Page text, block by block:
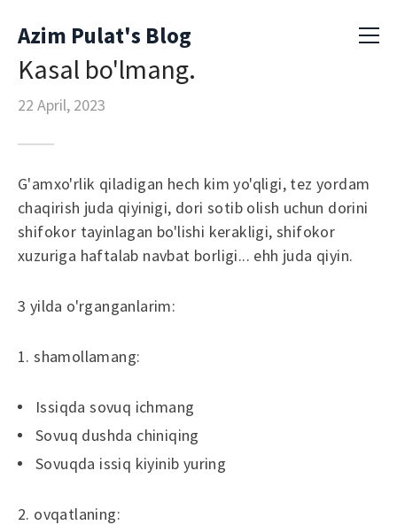
Azim Pulat's Blog
Kasal bo'lmang.
22 April, 2023
G'amxo'rlik qiladigan hech kim yo'qligi, tez yordam
chaqirish juda qiyinigi, dori sotib olish uchun dorini
shifokor tayinlagan bo'lishi kerakligi, shifokor
xuzuriga haftalab navbat borligi... ehh juda qiyin.
3 yilda o'rganganlarim:
1. shamollamang:
Issiqda sovuq ichmang
Sovuq dushda chiniqing
Sovuqda issiq kiyinib yuring
2. ovqatlaning: